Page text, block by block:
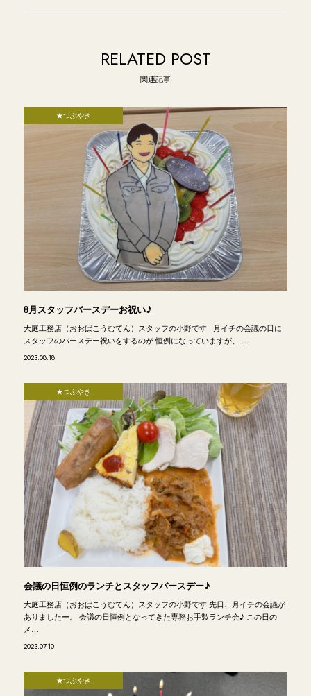
RELATED POST
関連記事
★つぶやき
8月スタッフバースデーお祝い♪
大庭工務店（おおばこうむてん）スタッフの小野です 月イチの会議の日に
スタッフのバースデー祝いをするのが 恒例になっていますが、 …
2023.08.18
★つぶやき
会議の日恒例のランチとスタッフバースデー♪
大庭工務店（おおばこうむてん）スタッフの小野です 先日、月イチの会議が
ありましたー。 会議の日恒例となってきた専務お手製ランチ会♪ この日の
メ…
2023.07.10
★つぶやき